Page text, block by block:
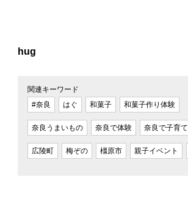
hug
関連キーワード
#奈良
はぐ 和菓子 和菓子作り体験
奈良うまいもの 奈良で体験 奈良で子育て
広陵町 梅ぞの 橿原市 親子イベント